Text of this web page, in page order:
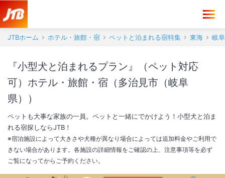
JTBホーム ホテル・旅館・宿 ペットと泊まれる宿特集 東海 岐
『小型犬と泊まれるプラン』（ペット対応
可）ホテル・旅館・宿（多治見市（岐阜
県））
ペットも大事な家族の一員。ペットと一緒にでかけよう！小型犬と泊ま
れる宿探しならJTB！
※宿泊施設によって大きさや犬種が異なり場合によっては追加料金やご利用で
きない場合があります。各施設の詳細情報をご確認の上、注意事項等を必ず
ご覧になってからご予約ください。